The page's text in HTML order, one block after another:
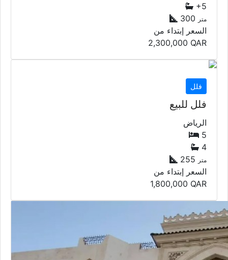
+5
300 متر
السعر إبتداء من
2,300,000 QAR
فلل
فلل للبيع
الرياض
5
4
255 متر
السعر إبتداء من
1,800,000 QAR